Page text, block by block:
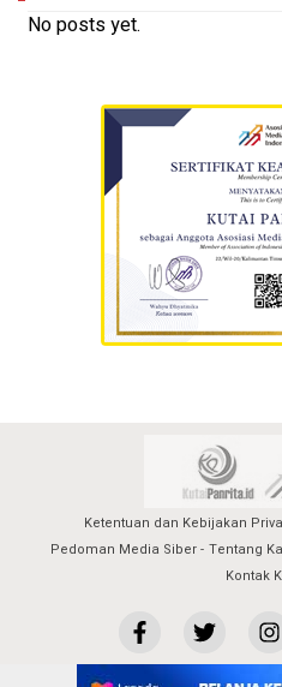
No posts yet.
Ketentuan dan Kebijakan
Pedoman Media Siber
Tentang
Kontak